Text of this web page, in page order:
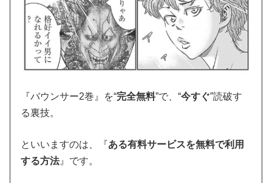
『バウンサー2巻』を“完全無料”で、“今すぐ”読破す
る裏技。
といいますのは、『ある有料サービスを無料で利用
する方法 』です。